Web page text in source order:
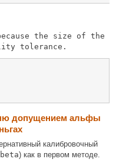
the size of the
допущением альфы
калибровочный
) как в первом методе.